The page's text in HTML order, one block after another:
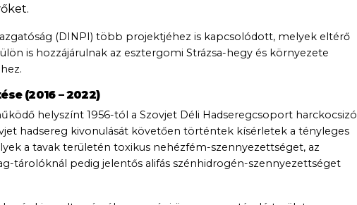
(DINPI) több projektjéhez is kapcsolódott, melyek eltérő
is hozzájárulnak az esztergomi Strázsa-hegy és környezete
(2016 – 2022)
helyszínt 1956-tól a Szovjet Déli Hadseregcsoport harckocsizó
hadsereg kivonulását követően történtek kísérletek a tényleges
a tavak területén toxikus nehézfém-szennyezettséget, az
tárolóknál pedig jelentős alifás szénhidrogén-szennyezettséget